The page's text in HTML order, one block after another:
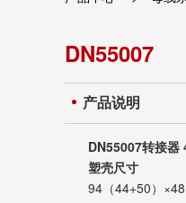
DN55007
产品说明
DN55007转接器
塑壳尺寸
94（44+50）